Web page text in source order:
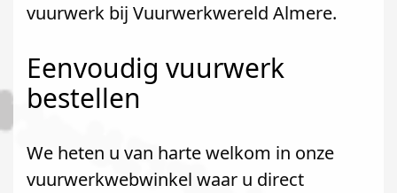
vuurwerk bij Vuurwerkwereld Almere.
Eenvoudig vuurwerk
bestellen
We heten u van harte welkom in onze
vuurwerkwebwinkel waar u direct